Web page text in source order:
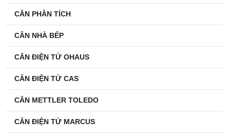
CÂN PHÂN TÍCH
CÂN NHÀ BẾP
CÂN ĐIỆN TỬ OHAUS
CÂN ĐIỆN TỬ CAS
CÂN METTLER TOLEDO
CÂN ĐIỆN TỬ MARCUS